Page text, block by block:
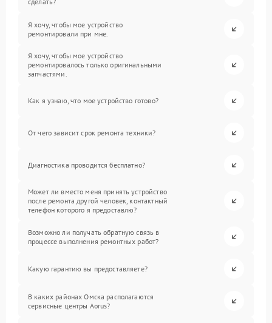
Я хочу, чтобы мое устройство
ремонтировали при мне.
Я хочу, чтобы мое устройство
ремонтировалось только оригинальными
запчастями.
Как я узнаю, что мое устройство готово?
От чего зависит срок ремонта техники?
Диагностика проводится бесплатно?
Может ли вместо меня принять устройство
после ремонта другой человек, контактный
телефон которого я предоставлю?
Возможно ли получать обратную связь в
процессе выполнения ремонтных работ?
Какую гарантию вы предоставляете?
В каких районах Омска располагаются
сервисные центры Aorus?